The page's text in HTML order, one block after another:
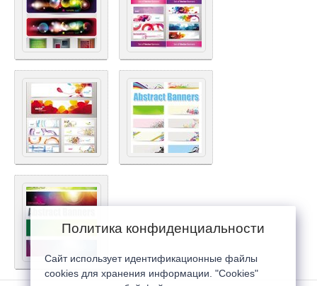
Политика конфиденциальности
Сайт использует идентификационные файлы
cookies для хранения информации. "Cookies"